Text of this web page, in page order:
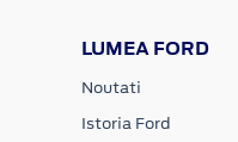
LUMEA FORD
Noutati
Istoria Ford